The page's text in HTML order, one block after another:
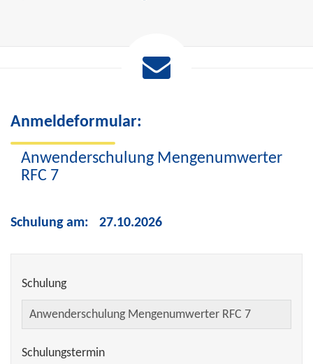
Anmeldeformular:
Anwenderschulung Mengenumwerter
RFC 7
Schulung am: 27.10.2026
Schulung
Schulungstermin